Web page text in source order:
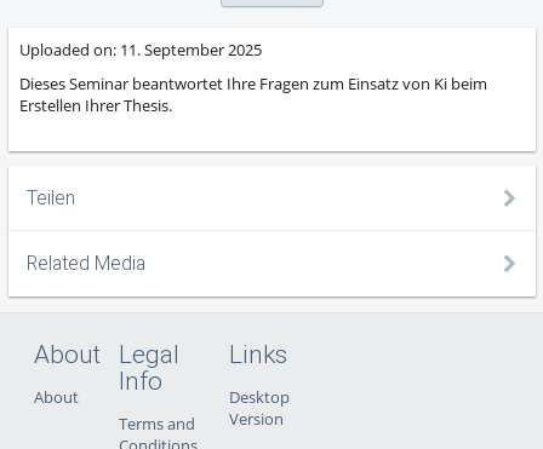
Uploaded on: 11. September 2025
Dieses Seminar beantwortet Ihre Fragen zum Einsatz von Ki beim
Erstellen Ihrer Thesis.
Teilen
Related Media
About
About
Legal
Info
Terms and
Links
Desktop
Version